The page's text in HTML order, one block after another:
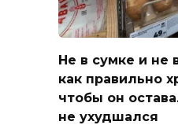
Не в сумке и не
как правильно
чтобы он
не ухудшался